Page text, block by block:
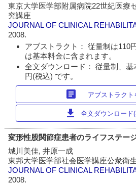
東京大学医学部附属病院22世紀医療
究講座
JOURNAL OF CLINICAL
2008.
アブストラクト： 従量制は110
は基本料金に含まれます。
全文ダウンロード： 従量制、
円(税込) です。
article アブストラクト
download 全文ダウンロード
変形性股関節症患者のライフステー
城川美佳, 井原一成
東邦大学医学部社会医学講座公衆衛
JOURNAL OF CLINICAL
2008.